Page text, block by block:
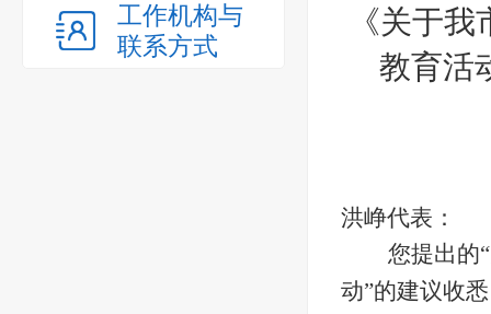
工作机构与
联系方式
《关于我
教育活
洪峥代表：
您提出的
动”的建议收